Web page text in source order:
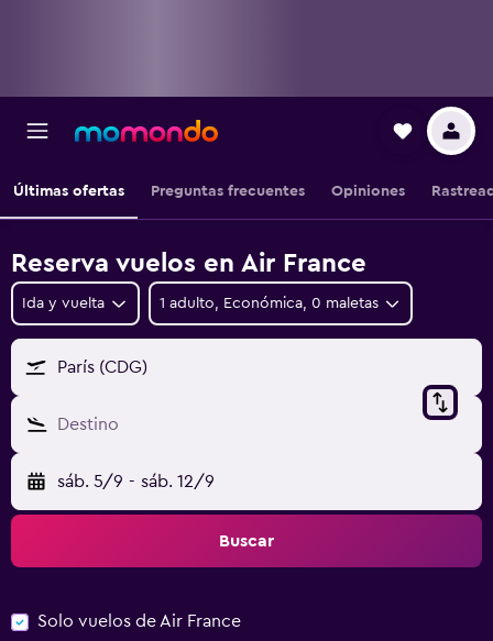
Últimas ofertas Preguntas frecuentes Opiniones
Reserva vuelos en Air France
Ida y vuelta 1 adulto, Económica, 0 maletas
París (CDG)
Destino
sáb. 5/9 - sáb. 12/9
Buscar
Solo vuelos de Air France